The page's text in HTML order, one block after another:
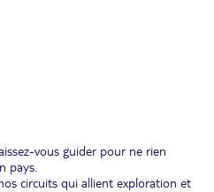
vous guider pour ne rien
pays.
circuits qui allient exploration et